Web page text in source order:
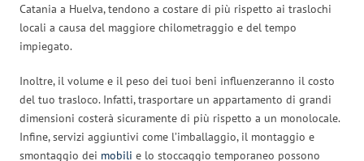
Catania a Huelva, tendono a costare di più rispetto ai traslochi
locali a causa del maggiore chilometraggio e del tempo
impiegato.
Inoltre, il volume e il peso dei tuoi beni influenzeranno il costo
del tuo trasloco. Infatti, trasportare un appartamento di grandi
dimensioni costerà sicuramente di più rispetto a un monolocale.
Infine, servizi aggiuntivi come l’imballaggio, il montaggio e
smontaggio dei mobili e lo stoccaggio temporaneo possono